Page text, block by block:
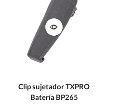
Clip sujetador TXPRO
Batería BP265